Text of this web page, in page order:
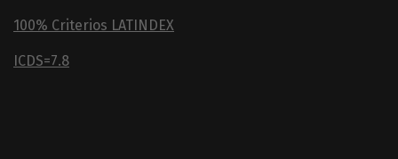
100% Criterios LATINDEX
ICDS=7.8